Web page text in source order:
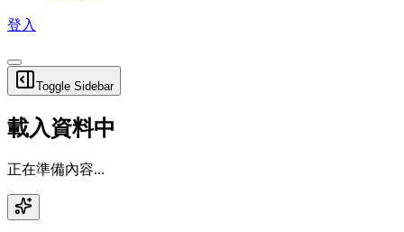
登入
Toggle Sidebar
載入資料中
正在準備內容...